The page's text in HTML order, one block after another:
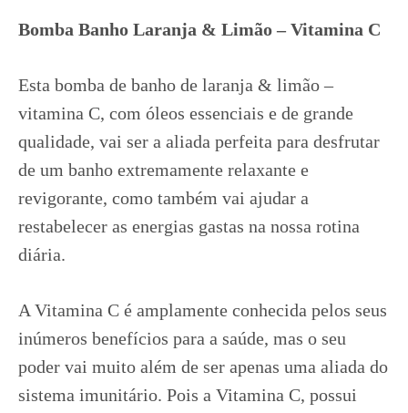
Bomba Banho Laranja & Limão – Vitamina C
Esta bomba de banho de laranja & limão –
vitamina C, com óleos essenciais e de grande
qualidade, vai ser a aliada perfeita para desfrutar
de um banho extremamente relaxante e
revigorante, como também vai ajudar a
restabelecer as energias gastas na nossa rotina
diária.
A Vitamina C é amplamente conhecida pelos seus
inúmeros benefícios para a saúde, mas o seu
poder vai muito além de ser apenas uma aliada do
sistema imunitário. Pois a Vitamina C, possui